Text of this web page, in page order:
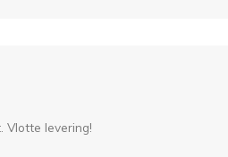
Vlotte levering!